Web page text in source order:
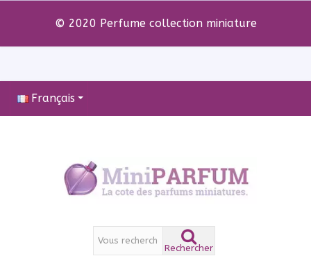
© 2020 Perfume collection miniature
Français
Rechercher